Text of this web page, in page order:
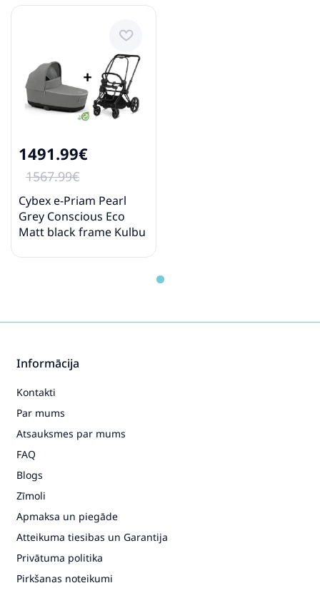
1491.99€
1567.99€
Cybex e-Priam Pearl
Grey Conscious Eco
Matt black frame Kulbu
Informācija
Kontakti
Par mums
Atsauksmes par mums
FAQ
Blogs
Zīmoli
Apmaksa un piegāde
Atteikuma tiesibas un Garantija
Privātuma politika
Pirkšanas noteikumi